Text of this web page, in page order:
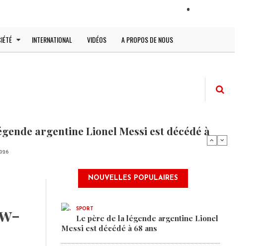
INTERNATIONAL VIDÉOS A PROPOS DE NOUS
argentine Lionel Messi est décédé à
NOUVELLES POPULAIRES
SPORT
Le père de la légende argentine Lionel
Messi est décédé à 68 ans